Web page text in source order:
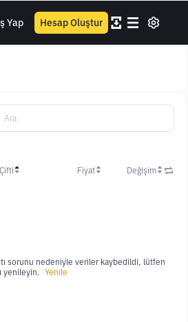
Yap Hesap Oluştur
Fiyat Değişim
sorunu nedeniyle veriler kaybedildi, lütfen
yenileyin. Yenile